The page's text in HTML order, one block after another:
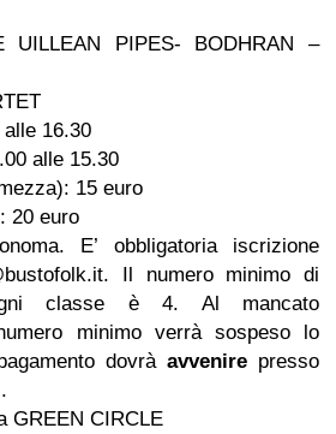
UILLEAN PIPES- BODHRAN –
16.30
alle 15.30
15 euro
20 euro
E’ obbligatoria iscrizione
. Il numero minimo di
classe è 4. Al mancato
minimo verrà sospeso lo
dovrà avvenire presso
GREEN CIRCLE